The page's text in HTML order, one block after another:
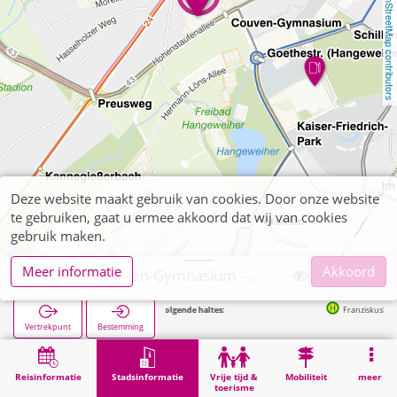
OpenStreetMap contributors
Reisinformatie Stadsinformatie
Vrije tijd &
toerisme
Mobiliteit meer
Vertrekpunt Bestemming
Volgende haltes: Franziskushospital in
Stadsinformatie Opleiding Aachen, Couven-Gymnasium - Städt. Gymnasium
Deze website maakt gebruik van cookies. Door onze website
te gebruiken, gaat u ermee akkoord dat wij van cookies
gebruik maken.
Meer informatie
Akkoord